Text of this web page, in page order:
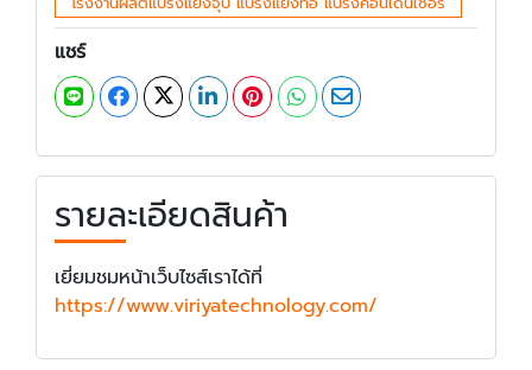
แชร์
รายละเอียดสินค้า
เยี่ยมชมหน้าเว็บไซส์เราได้ที่
https://www.viriyatechnology.com/